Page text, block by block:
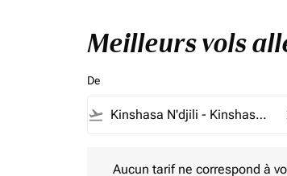
Meilleurs vols
De
flight_takeoff
Aucun tarif ne correspond à